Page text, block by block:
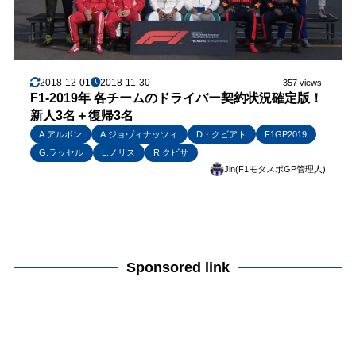
2018-12-01 2018-11-30 357 views
F1-2019年 各チームのドライバー契約状況確定版！
新人3名＋復帰3名
A.アルボン A.ジョヴィナッツィ D・クビアト
F1GP2019
G.ラッセル
L.ノリス
R.クビサ
Jin(F1モタスポGP管理人)
Sponsored link